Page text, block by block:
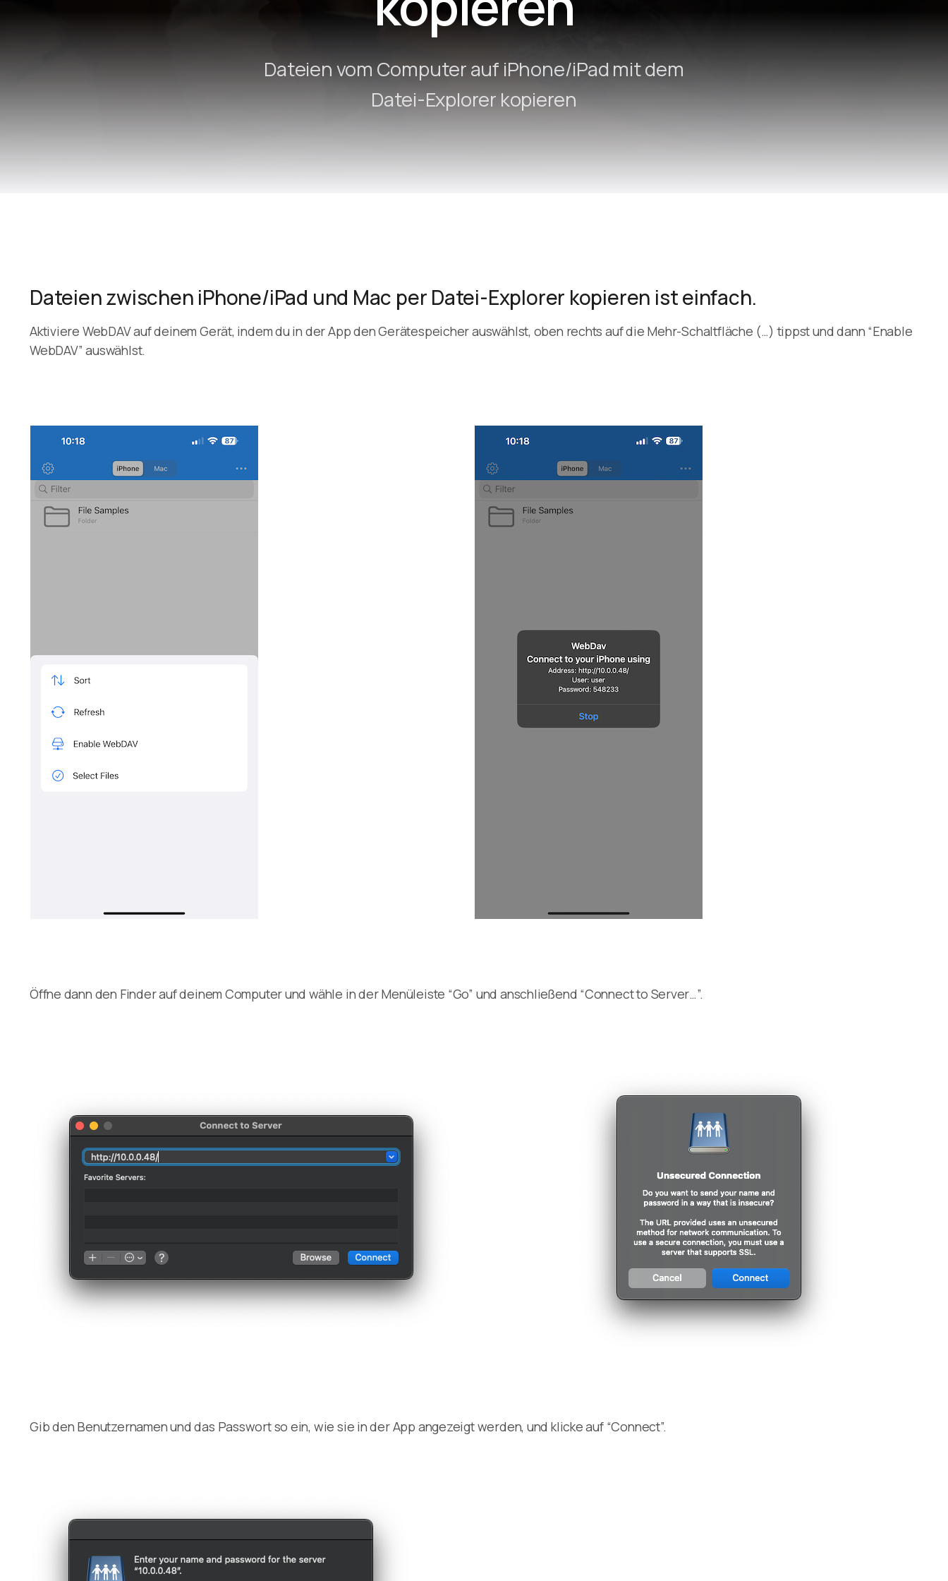
Remote Helper
macOS/Windows
Remote Control for TV
iOS/iPadOS
Dateien vom Computer auf iPhone/iPad mit dem
Datei-Explorer kopieren
Dateien zwischen iPhone/iPad und Mac per Datei-Explorer kopieren ist einfach.
Aktiviere WebDAV auf deinem Gerät, indem du in der App den Gerätespeicher auswählst, oben rechts auf die Mehr-Schaltfläche (…) tippst und dann “Enable
WebDAV” auswählst.
Öffne dann den Finder auf deinem Computer und wähle in der Menüleiste “Go” und anschließend “Connect to Server…”.
Gib den Benutzernamen und das Passwort so ein, wie sie in der App angezeigt werden, und klicke auf “Connect”.